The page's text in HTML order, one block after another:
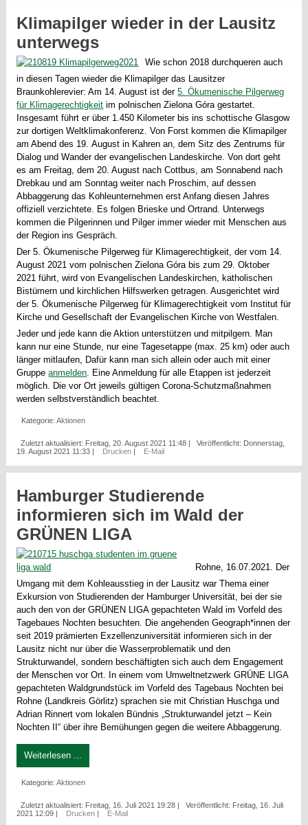
Klimapilger wieder in der Lausitz
unterwegs
Wie schon 2018 durchqueren auch
in diesen Tagen wieder die Klimapilger das Lausitzer
Braunkohlerevier: Am 14. August ist der5. Ökumenische Pilgerweg
für Klimagerechtigkeit im polnischen Zielona Góra gestartet.
Insgesamt führt er über 1.450 Kilometer bis ins schottische Glasgow
zur dortigen Weltklimakonferenz. Von Forst kommen die Klimapilger
am Abend des 19. August in Kahren an, dem Sitz des Zentrums für
Dialog und Wander der evangelischen Landeskirche. Von dort geht
es am Freitag, dem 20. August nach Cottbus, am Sonnabend nach
Drebkau und am Sonntag weiter nach Proschim, auf dessen
Abbaggerung das Kohleunternehmen erst Anfang diesen Jahres
offiziell verzichtete. Es folgen Brieske und Ortrand. Unterwegs
kommen die Pilgerinnen und Pilger immer wieder mit Menschen aus
der Region ins Gespräch.
Der 5. Ökumenische Pilgerweg für Klimagerechtigkeit, der vom 14.
August 2021 vom polnischen Zielona Góra bis zum 29. Oktober
2021 führt, wird von Evangelischen Landeskirchen, katholischen
Bistümern und kirchlichen Hilfswerken getragen. Ausgerichtet wird
der 5. Ökumenische Pilgerweg für Klimagerechtigkeit vom Institut für
Kirche und Gesellschaft der Evangelischen Kirche von Westfalen.
Jeder und jede kann die Aktion unterstützen und mitpilgern. Man
kann nur eine Stunde, nur eine Tagesetappe (max. 25 km) oder auch
länger mitlaufen, Dafür kann man sich allein oder auch mit einer
Gruppeanmelden . Eine Anmeldung für alle Etappen ist jederzeit
möglich. Die vor Ort jeweils gültigen Corona-Schutzmaßnahmen
werden selbstverständlich beachtet.
Kategorie:Aktionen
Zuletzt aktualisiert: Freitag, 20. August 2021 11:48 |
Veröffentlicht: Donnerstag,
19. August 2021 11:33 | Drucken | E-Mail
Hamburger Studierende
informieren sich im Wald der
GRÜNEN LIGA
Rohne, 16.07.2021. Der
Umgang mit dem Kohleausstieg in der Lausitz war Thema einer
Exkursion von Studierenden der Hamburger Universität, bei der sie
auch den von der GRÜNEN LIGA gepachteten Wald im Vorfeld des
Tagebaues Nochten besuchten. Die angehenden Geograph*innen der
seit 2019 prämierten Exzellenzuniversität informieren sich in der
Lausitz nicht nur über die Wasserproblematik und den
Strukturwandel, sondern beschäftigten sich auch dem Engagement
der Menschen vor Ort. In einem vom Umweltnetzwerk GRÜNE LIGA
gepachteten Waldgrundstück im Vorfeld des Tagebaus Nochten bei
Rohne (Landkreis Görlitz) sprachen sie mit Christian Huschga und
Adrian Rinnert vom lokalen Bündnis „Strukturwandel jetzt – Kein
Nochten II“ über ihre Bemühungen gegen die weitere Abbaggerung.
Weiterlesen ...
Kategorie:Aktionen
Zuletzt aktualisiert: Freitag, 16. Juli 2021 19:28 |
Veröffentlicht: Freitag, 16. Juli
2021 12:09 | Drucken | E-Mail